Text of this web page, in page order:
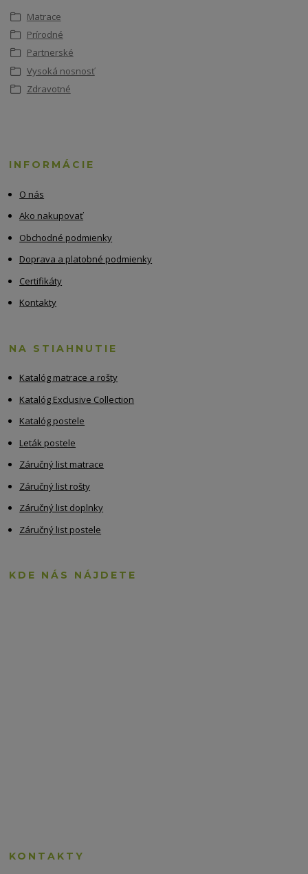
Matrace
Prírodné
Partnerské
Vysoká nosnosť
Zdravotné
INFORMÁCIE
O nás
Ako nakupovať
Obchodné podmienky
Doprava a platobné podmienky
Certifikáty
Kontakty
NA STIAHNUTIE
Katalóg matrace a rošty
Katalóg Exclusive Collection
Katalóg postele
Leták postele
Záručný list matrace
Záručný list rošty
Záručný list doplnky
Záručný list postele
KDE NÁS NÁJDETE
KONTAKTY